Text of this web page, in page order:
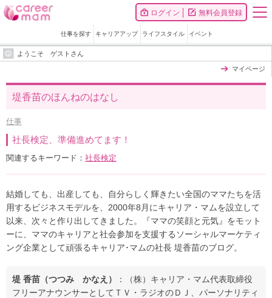
ログイン 無料会員登録
仕事を探す キャリアアップ ライフスタイル イベント
ようこそ ゲストさん
マイページ
堤香苗のほんねのはなし
仕事
社長検定、準備進めてます！
関連するキーワード： 社長検定
結婚しても、出産しても、自分らしく輝きたい全国のママたちを活
用するビジネスモデルを、2000年8月にキャリア・マムを設立して
以来、次々と作り出してきました。『ママの笑顔と元気』をモット
ーに、ママのキャリアと社会参加を支援するソーシャルマーケティ
ング企業として頑張るキャリア･マムの社長 堤香苗のブログ。
堤 香苗（つつみ かなえ）
：（株）キャリア・マム代表取締役
フリーアナウンサーとしてＴＶ・ラジオのＤＪ、パーソナリティ